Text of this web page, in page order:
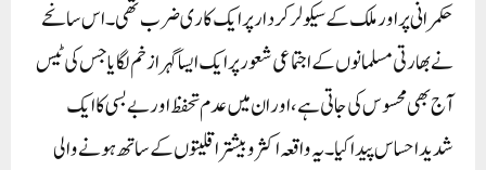
حکمرانی پر اور ملک کے سیکولر کردار پر ایک کاری ضرب تھی۔ اس سانحے
نے بھارتی مسلمانوں کے اجتماعی شعور پر ایک ایسا گہرا زخم لگایا جس کی ٹیس
آج بھی محسوس کی جاتی ہے، اور ان میں عدم تحفظ اور بے بسی کا ایک
شدید احساس پیدا کیا۔ یہ واقعہ اکثر و بیشتر اقلیتوں کے ساتھ ہونے والی